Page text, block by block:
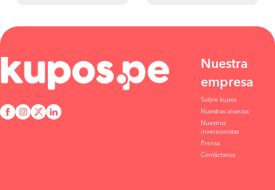
Nuestra
empresa
Sobre kupos
Nuestras alianzas
Nuestros
inversionistas
Prensa
Contáctanos